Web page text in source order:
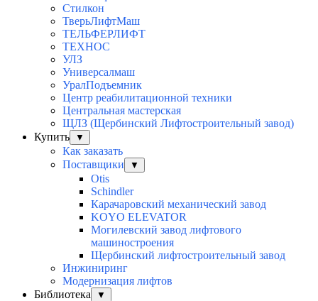
Стилкон
ТверьЛифтМаш
ТЕЛЬФЕРЛИФТ
ТЕХНОС
УЛЗ
Универсалмаш
УралПодъемник
Центр реабилитационной техники
Центральная мастерская
ЩЛЗ (Щербинский Лифтостроительный завод)
Купить
▼
Как заказать
Поставщики
▼
Otis
Schindler
Карачаровский механический завод
KOYO ELEVATOR
Могилевский завод лифтового
машиностроения
Щербинский лифтостроительный завод
Инжиниринг
Модернизация лифтов
Библиотека
▼